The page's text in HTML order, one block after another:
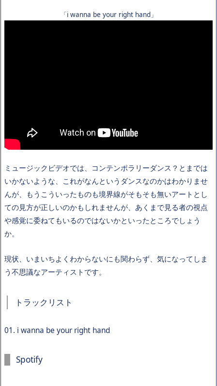
「i wanna be your right hand」
ミュージックビデオでは、コンテンポラリーダンス？とまでは
いかないような、これがなんというダンスなのかはわかりませ
んが、もうこういったものも境界線がそもそも無いアートとし
ての見方が正しいのかもしれませんが、あくまで見る者の視点
や感覚に委ねてもいるのではないかといったところでしょう
か。
現状、いまいちよくわからないにも関わらず、気になってしま
う不思議なアーティストです。
トラックリスト
01. i wanna be your right hand
Spotify